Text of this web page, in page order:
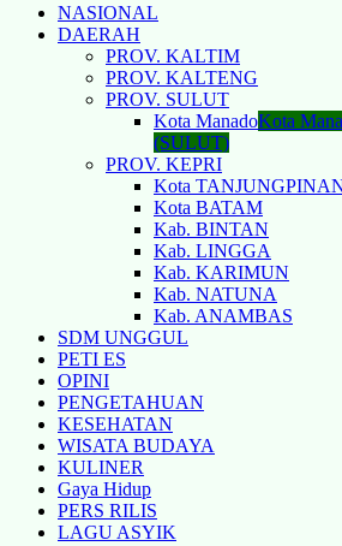
NASIONAL
DAERAH
PROV. KALTIM
PROV. KALTENG
PROV. SULUT
Kota ManadoKota
(SULUT)
PROV. KEPRI
Kota
Kota BATAM
Kab. BINTAN
Kab. LINGGA
Kab. KARIMUN
Kab. NATUNA
Kab. ANAMBAS
SDM UNGGUL
PETI ES
OPINI
PENGETAHUAN
KESEHATAN
WISATA BUDAYA
KULINER
Gaya Hidup
PERS RILIS
LAGU ASYIK